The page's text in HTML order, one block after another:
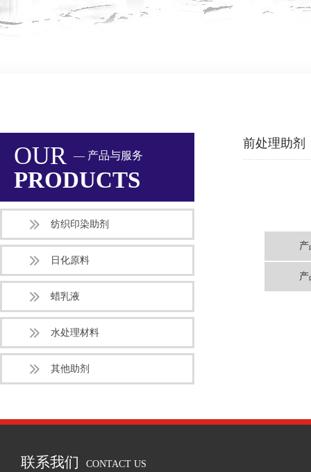
OUR — 产品与服务
PRODUCTS
纺织印染助剂
日化原料
蜡乳液
水处理材料
其他助剂
前处理助剂
联系我们 CONTACT US